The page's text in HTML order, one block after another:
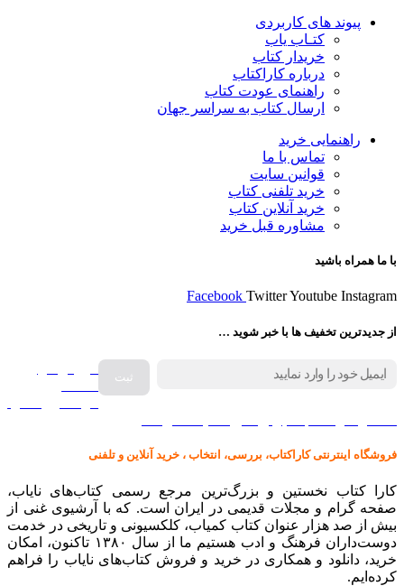
پیوند های کاربردی
کتـاب یاب
خریدار کتاب
درباره کاراکتاب
راهنمای عودت کتاب
ارسال کتاب به سراسر جهان
راهنمایی خرید
تماس با ما
قوانین سایت
خرید تلفنی کتاب
خرید آنلاین کتاب
مشاوره قبل خرید
با ما همراه باشید
Facebook TwitterYoutube Instagram
از جدیدترین تخفیف ها با خبر شوید …
فروش انواع
فروشگاه اینترنتی کاراکتاب، بررسی، انتخاب ، خرید آنلاین و تلفنی
کارا کتاب نخستین و بزرگ‌ترین مرجع رسمی کتاب‌های نایاب،
صفحه گرام و مجلات قدیمی در ایران است. که با آرشیوی غنی از
بیش از صد هزار عنوان کتاب کمیاب، کلکسیونی و تاریخی در خدمت
دوست‌داران فرهنگ و ادب هستیم ما از سال ۱۳۸۰ تاکنون، امکان
خرید، دانلود و همکاری در خرید و فروش کتاب‌های نایاب را فراهم
کرده‌ایم.